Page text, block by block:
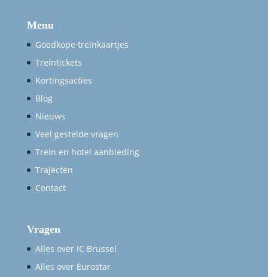
Menu
Goedkope treinkaartjes
Treintickets
Kortingsacties
Blog
Nieuws
Veel gestelde vragen
Trein en hotel aanbieding
Trajecten
Contact
Vragen
Alles over IC Brussel
Alles over Eurostar